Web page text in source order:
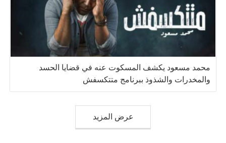
محمد مسعود يكشف المسكوت عنه في قضايا الحسد
والمخدرات والشذوذ ببرنامج متتكسفش
عرض المزيد